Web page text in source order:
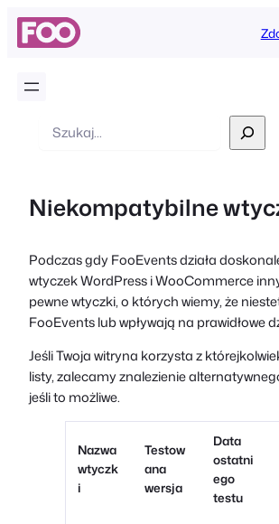
Wyszukiwanie
Niekompatybilne
Podczas gdy FooEvents działa
wtyczek WordPress i WooCommerce
pewne wtyczki, o których wiemy, że
FooEvents lub wpływają na prawidłowe
Jeśli Twoja witryna korzysta z
listy, zalecamy znalezienie
jeśli to możliwe.
Nazwa
wtyczk
i
Testow
ana
wersja
Data
ostatni
ego
testu